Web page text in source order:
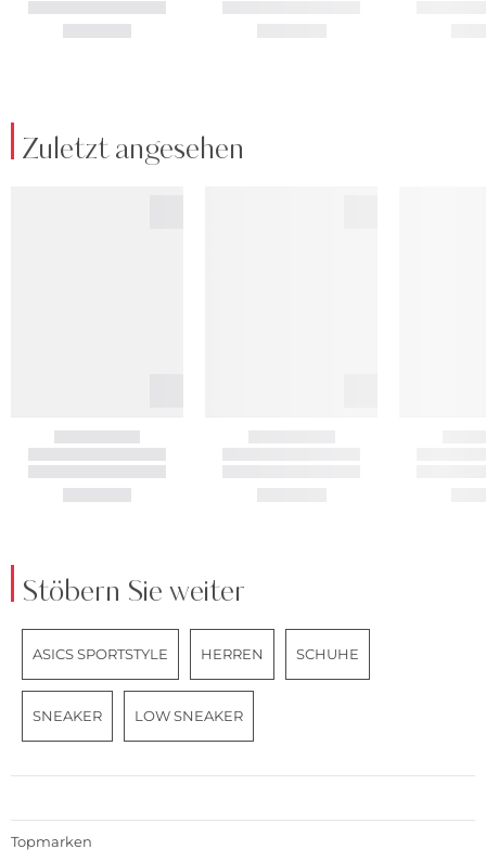
Zuletzt angesehen
Stöbern Sie weiter
ASICS SPORTSTYLE HERREN SCHUHE
SNEAKER LOW SNEAKER
Topmarken